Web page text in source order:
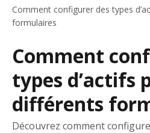
Comment configurer des types
formulaires
Comment
types d’actifs
différents
Découvrez comment